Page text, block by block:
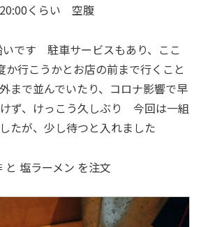
くらい 空腹
いです 駐車サービスもあり、ここ
か行こうかとお店の前まで行くこと
まで並んでいたり、コロナ影響で早
ず、けっこう久しぶり 今回は一組
たが、少し待つと入れました
塩ラーメン を注文